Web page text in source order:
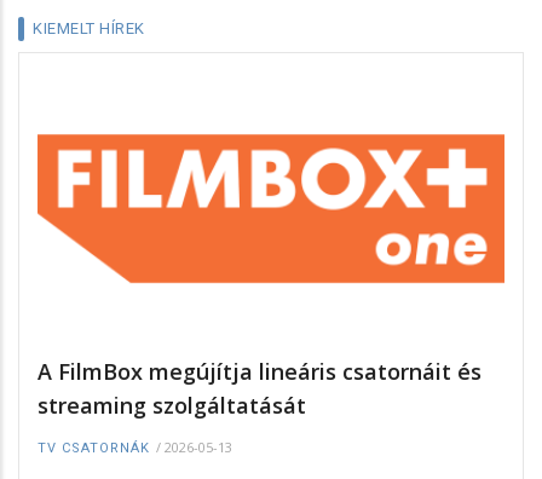
KIEMELT HÍREK
A FilmBox megújítja lineáris csatornáit és
streaming szolgáltatását
TV CSATORNÁK / 2026-05-13